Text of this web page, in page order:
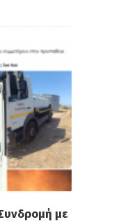
με